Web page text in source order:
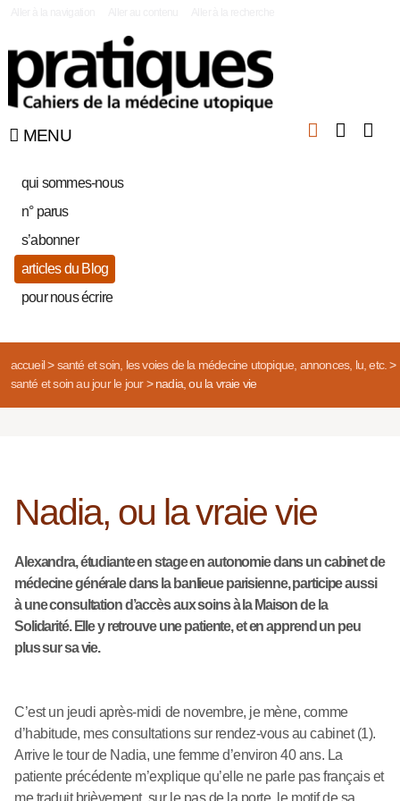
MENU
qui sommes-nous
n° parus
s’abonner
articles du Blog
pour nous écrire
accueil> santé et soin, les voies de la médecine utopique, annonces, lu, etc.>
santé et soin au jour le jour> nadia, ou la vraie vie
Nadia, ou la vraie vie
Alexandra, étudiante en stage en autonomie dans un cabinet de
médecine générale dans la banlieue parisienne, participe aussi
à une consultation d’accès aux soins à la Maison de la
Solidarité. Elle y retrouve une patiente, et en apprend un peu
plus sur sa vie.
C’est un jeudi après-midi de novembre, je mène, comme
d’habitude, mes consultations sur rendez-vous au cabinet (1).
Arrive le tour de Nadia, une femme d’environ 40 ans. La
patiente précédente m’explique qu’elle ne parle pas français et
me traduit brièvement, sur le pas de la porte, le motif de sa